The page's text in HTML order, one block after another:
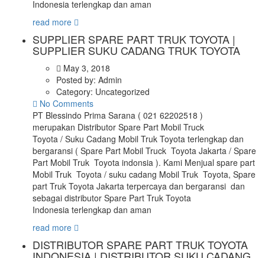
Indonesia terlengkap dan aman
read more
SUPPLIER SPARE PART TRUK TOYOTA |
SUPPLIER SUKU CADANG TRUK TOYOTA
May 3, 2018
Posted by: Admin
Category: Uncategorized
No Comments
PT Blessindo Prima Sarana ( 021 62202518 )
merupakan Distributor Spare Part Mobil Truck
Toyota / Suku Cadang Mobil Truk Toyota terlengkap dan
bergaransi ( Spare Part Mobil Truck Toyota Jakarta / Spare
Part Mobil Truk Toyota indonsia ). Kami Menjual spare part
Mobil Truk Toyota / suku cadang Mobil Truk Toyota, Spare
part Truk Toyota Jakarta terpercaya dan bergaransi dan
sebagai distributor Spare Part Truk Toyota
Indonesia terlengkap dan aman
read more
DISTRIBUTOR SPARE PART TRUK TOYOTA